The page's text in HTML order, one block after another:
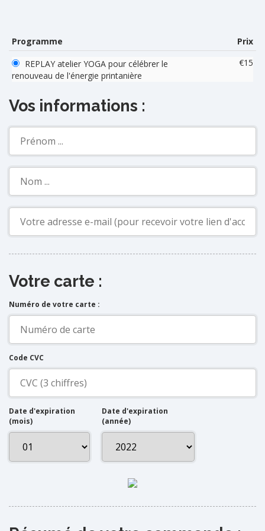
Programme
Prix
€15
REPLAY atelier YOGA pour célébrer le
renouveau de l'énergie printanière
Vos informations :
Votre carte :
Numéro de votre carte :
Code CVC
Date d'expiration
(mois)
Date d'expiration
(année)